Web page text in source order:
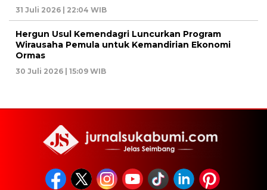
31 Juli 2026 | 22:04 WIB
Hergun Usul Kemendagri Luncurkan Program
Wirausaha Pemula untuk Kemandirian Ekonomi
Ormas
30 Juli 2026 | 15:09 WIB